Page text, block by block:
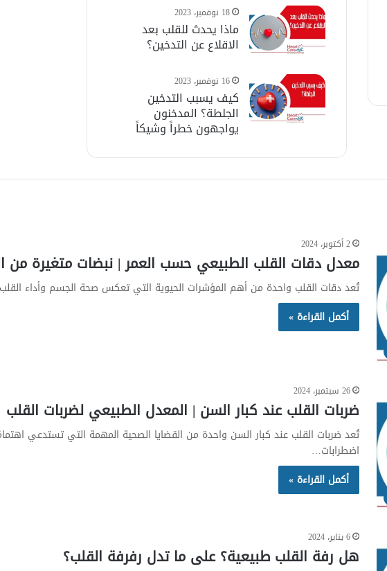
18 نوفمبر، 2023
ماذا يحدث للقلب بعد
الاقلاع عن التدخين؟
16 نوفمبر، 2023
كيف يسبب التدخين
الجلطة؟ المدخنون
يواجهون خطراً وشيكاً
2 أكتوبر، 2024
معدل دقات القلب الطبيعي حسب العمر | نبضات متغيرة من
تُعد دقات القلب واحدة من أهم المؤشرات الحيوية التي تعكس صحة الجسم وأداء
أكمل القراءة »
26 سبتمبر، 2024
ضربات القلب عند كبار السن | المعدل الطبيعي لضربات القلب
تُعد ضربات القلب عند كبار السن واحدة من القضايا الصحية المهمة التي تستدعي
اضطرابات…
أكمل القراءة »
6 يناير، 2024
هل رفة القلب طبيعية؟ على ما تدل رفرفة القلب؟